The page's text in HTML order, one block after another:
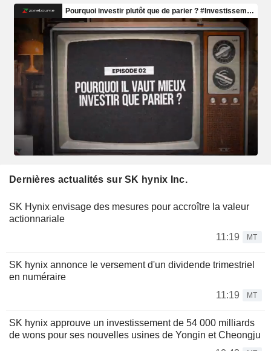
Dernières actualités sur SK hynix Inc.
SK Hynix envisage des mesures pour accroître la valeur
actionnariale
11:19
MT
SK hynix annonce le versement d'un dividende trimestriel
en numéraire
11:19
MT
SK hynix approuve un investissement de 54 000 milliards
de wons pour ses nouvelles usines de Yongin et Cheongju